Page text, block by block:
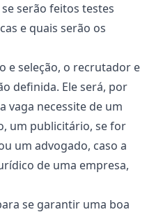
serão feitos testes
e quais serão os
e seleção, o recrutador e
definida. Ele será, por
vaga necessite de um
um publicitário, se for
um advogado, caso a
de uma empresa,
se garantir uma boa